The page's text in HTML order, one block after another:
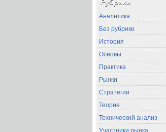
Рубрики
Аналитика
Без рубрики
История
Основы
Практика
Рынки
Стратегии
Теория
Технический анализ
Участники рынка